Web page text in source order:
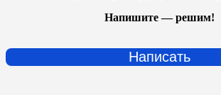
Напишите — решим!
Написать